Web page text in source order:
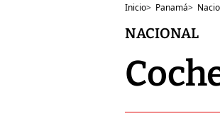
Inicio> Panamá>
NACIONAL